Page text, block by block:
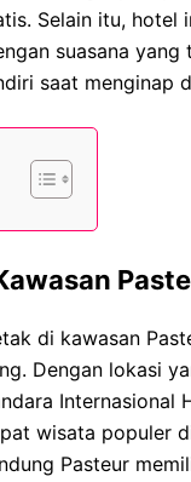
Selain itu,
suasana
saat menginap
di kawasan
Dengan lokasi
Internasional
wisata populer
Pasteur